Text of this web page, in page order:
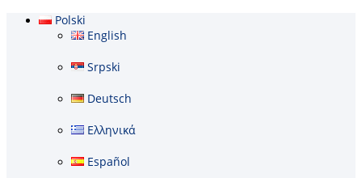
Polski
English
Srpski
Deutsch
Ελληνικά
Español